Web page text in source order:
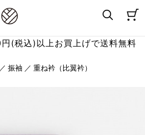
(税込)以上お買上げで送料無料
／ 振袖 ／ 重ね衿（比翼衿）